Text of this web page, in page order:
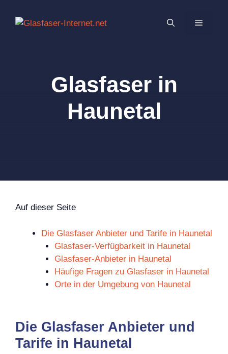
Inhalt
MENÜ
Glasfaser in
Haunetal
Auf dieser Seite
Die Glasfaser Anbieter und Tarife in Haunetal
Glasfaser-Verfügbarkeit in Haunetal
Glasfaser-Anbieter in Haunetal
Häufige Fragen zu Glasfaser in Haunetal
Orte in der Umgebung von Haunetal
Die Glasfaser Anbieter und
Tarife in Haunetal